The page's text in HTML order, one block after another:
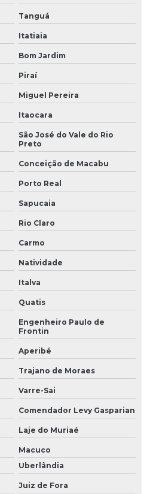
Tanguá
Itatiaia
Bom Jardim
Piraí
Miguel Pereira
Itaocara
São José do Vale do Rio
Preto
Conceição de Macabu
Porto Real
Sapucaia
Rio Claro
Carmo
Natividade
Italva
Quatis
Engenheiro Paulo de
Frontin
Aperibé
Trajano de Moraes
Varre-Sai
Comendador Levy Gasparian
Laje do Muriaé
Macuco
Uberlândia
Juiz de Fora